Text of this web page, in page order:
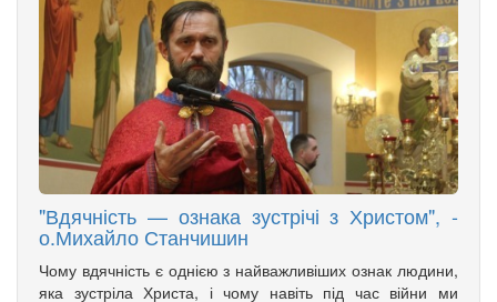
"Вдячність — ознака зустрічі з Христом", -
о.Михайло Станчишин
Чому вдячність є однією з найважливіших ознак людини,
яка зустріла Христа, і чому навіть під час війни ми